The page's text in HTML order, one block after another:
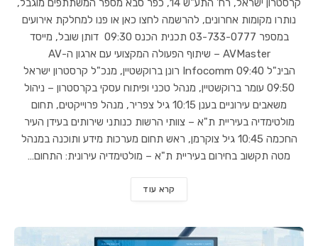
נותרו מקומות אחרונים, להרשמה לחצו כאן או פנו למחלקת אירועים
במספר 03-733-0777 תכנית הכנס 09:30 דותן שובל, מייסד
AVMaster – שיתוף הפעולה המקצועי עם ארגון ה-AV
הבינ"ל Infocomm 09:40 רונן ברוקשטיין, מנכ"ל קרסטרון ישראל
09:50 עומר ברוקשטיין, מנהל טכני ופיתוח עסקי בקרסטרון – ניהול
משאבים עירוניים בענן 10:15 גיל צפריר, מנהל פרוייקטים, תחום
מולטימדיה בעיריית ת"א – צוותי הרשות כנותני שירותים בעידן העיר
החכמה 10:45 גיל צוקרמן, ראש תחום מערכות מידע ותוכנה במנהל
מטה תקשוב בחירום בעיריית ת"א – מולטימדיה עירונית: התחום…
קרא עוד